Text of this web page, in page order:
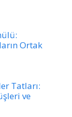
Ortak
Tatları:
ve